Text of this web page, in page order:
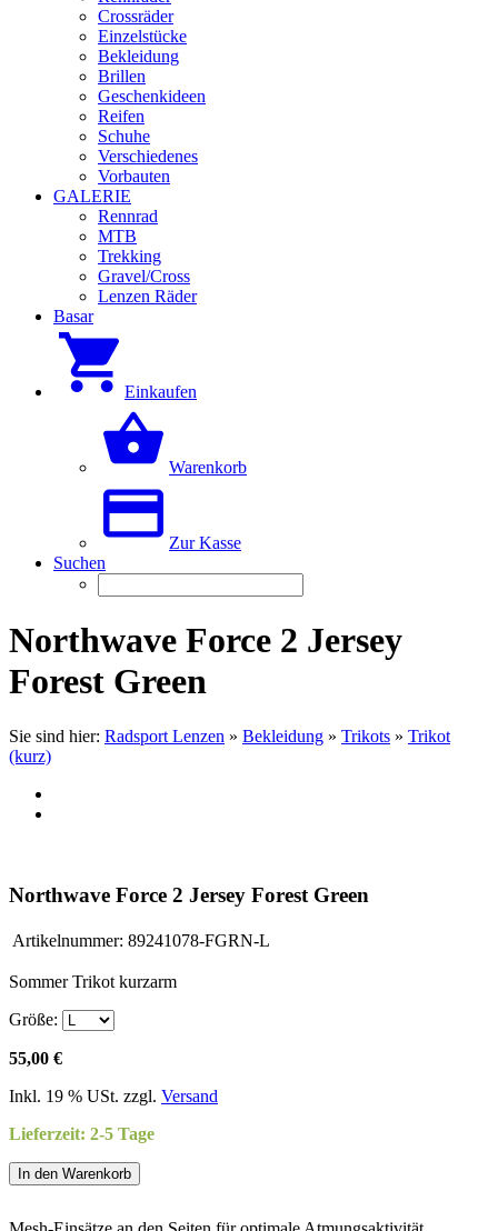
Crossräder
Einzelstücke
Bekleidung
Brillen
Geschenkideen
Reifen
Schuhe
Verschiedenes
Vorbauten
GALERIE
Rennrad
MTB
Trekking
Gravel/Cross
Lenzen Räder
Basar
Einkaufen
Warenkorb
Zur Kasse
Suchen
Northwave Force 2 Jersey
Forest Green
Sie sind hier: Radsport Lenzen » Bekleidung » Trikots » Trikot
(kurz)
Northwave Force 2 Jersey Forest Green
Artikelnummer: 89241078-FGRN-L
Sommer Trikot kurzarm
Größe:
55,00 €
Inkl. 19 % USt. zzgl. Versand
Lieferzeit: 2-5 Tage
In den Warenkorb